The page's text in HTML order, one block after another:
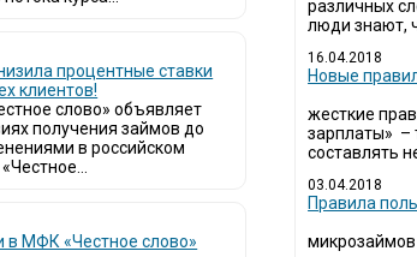
процентные ставки
клиентов!
слово» объявляет
получения займов до
в российском
в МФК «Честное слово»
различных
люди знают,
16.04.2018
Новые
жесткие
зарплаты» –
составлять
03.04.2018
​Правила
микрозаймов